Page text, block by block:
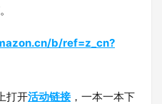
b/ref=z_cn?
打开活动链接，一本一本下